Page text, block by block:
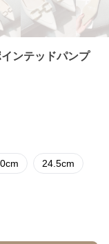
ンテッドパンプ
24.5cm